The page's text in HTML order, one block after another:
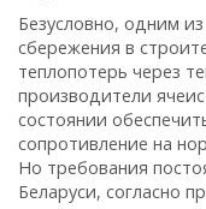
Безусловно, одним
сбережения в
теплопотерь через
производители
состоянии
сопротивление на
Но требования
Беларуси, согласно